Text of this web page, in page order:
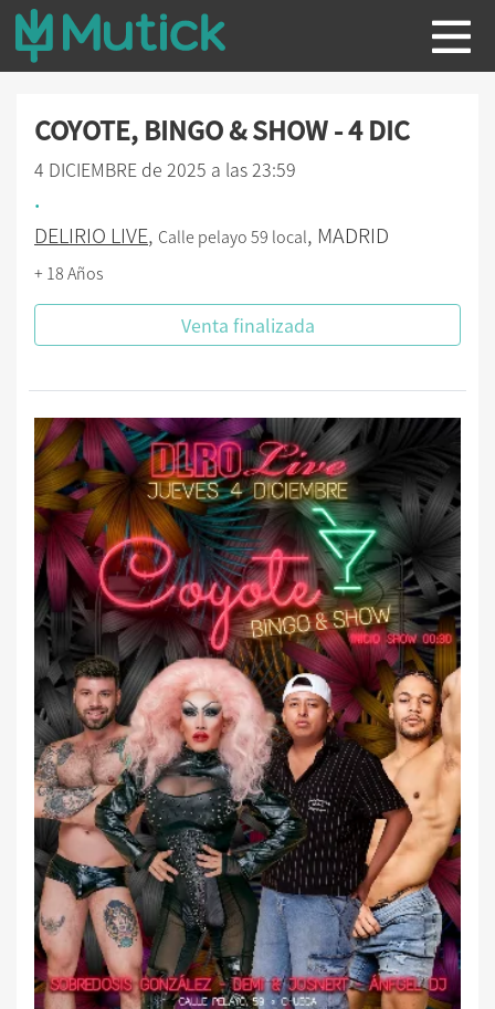
COYOTE, BINGO & SHOW - 4 DIC
4 DICIEMBRE de 2025 a las 23:59
.
DELIRIO LIVE, Calle pelayo 59 local, MADRID
+ 18 Años
Venta finalizada